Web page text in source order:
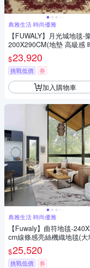
典雅生活 時尚優雅
【FUWALY】月光城地毯-
200X290CM(地墊 高級感
質感 客廳 生活美學)
$23,920
挑戰低價 券
加入購物車
典雅生活 時尚優雅
【Fuwaly】曲符地毯-
cm線條感亮絲機織地毯(大
客廳 臥室 床邊毯 起居室)
$25,520
挑戰低價 券